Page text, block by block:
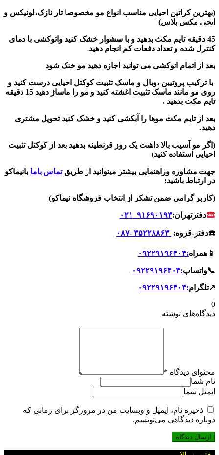
(بهترین کراتین احیایی مناسب انواع مو مخصوصا تار نازک،لونیکس و
ایجی مکس پلاس)
45 دقیقه تایم مکث بدهید و با سشوار خشک کنید واتوکشی با دمای
کنترل شده و تعداد دفعات کم انجام دهید.
بعد از اتمام اتوکشی می توانید اجازه دهید مو خنک شود
با ترکیب پروتیین ،ویال و ماسک تثبیت کوکتل احیایی درست کنید و
روی مو مانند ماسک تثبیت اغشته کنید و مو را ماساژ دهید 15 دقیقه
تایم مکث بدهید .
بعد از تایم مکث موها را آبکشی کنید و خشک کنید تحویل مشتری
دهید.
(اگر مو آسیب بالا داشت یک روز قرنطینه بدهید بعد از کوکتل تثبیت
احیایی استفاده کنید)
جهت مشاوره وراهنمایی بیشتر میتوانید از طریقتماس باما بانیماکو
در ارتباط باشید:
(کاربر گرامی ضمن تشکر از انتخاب فروشگاه نیماکو)
دفترتهران:۹۱۶۹۰۱۹۳_۰۲۱
☎️دفتر-قروه:
📱همراه:۰۹۲۲۹۱۹۶۴۰۴
📞واتساپ:۰۹۲۲۹۱۹۶۴۰۴
↗️تلگرام:۰۹۲۲۹۱۹۶۴۰۴
0
دیدگاه‌های نوشته
محتوای دیدگاه *
نام شما
ایمیل شما
ذخیره نام، ایمیل و وبسایت من در مرورگر برای زمانی که
دوباره دیدگاهی می‌نویسم.